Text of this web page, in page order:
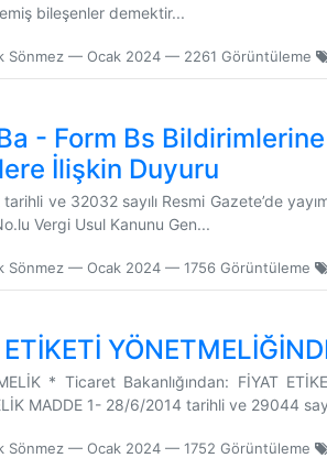
bileşenler demektir...
Sönmez — Ocak 2024 — 2261 Görüntüleme
- Form Bs
İlişkin Duyuru
ve 32032 sayılı Resmi Gazete’de
Vergi Usul Kanunu Gen...
Sönmez — Ocak 2024 — 1756 Görüntüleme
ETİKETİ
* Ticaret Bakanlığından: FİYAT
MADDE 1- 28/6/2014 tarihli ve 29044
Sönmez — Ocak 2024 — 1752 Görüntüleme